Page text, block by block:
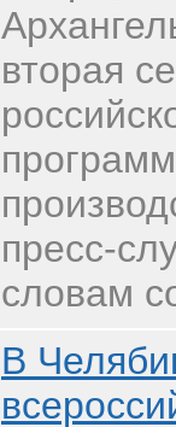
вторая
пресс-
словам
В